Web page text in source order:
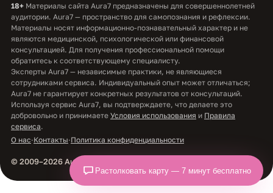
Растолковать карту — 7 минут бесплатно
18+ Материалы сайта Aura7 предназначены для совершеннолетней
аудитории. Aura7 — пространство для самопознания и рефлексии.
Материалы носят информационно-познавательный характер и не
являются медицинской, психологической или финансовой
консультацией. Для получения профессиональной помощи
обратитесь к соответствующему специалисту.
Эксперты Aura7 — независимые практики, не являющиеся
сотрудниками сервиса. Индивидуальный опыт может отличаться;
Aura7 не гарантирует конкретных результатов от консультаций.
Используя сервис Aura7, вы подтверждаете, что делаете это
добровольно и принимаете Условия использования и Правила
сервиса.
О нас·Контакты·Политика конфиденциальности
© 2009–2026 Aura7. Все права защищены.